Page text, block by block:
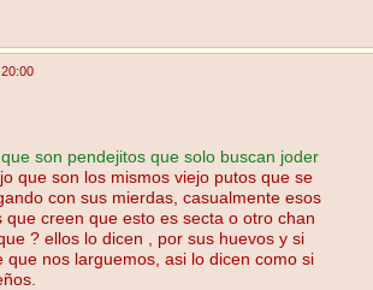
son pendejitos que solo buscan joder
que son los mismos viejo putos que se
con sus mierdas, casualmente esos
que creen que esto es secta o otro chan
? ellos lo dicen , por sus huevos y si
que nos larguemos, asi lo dicen como si